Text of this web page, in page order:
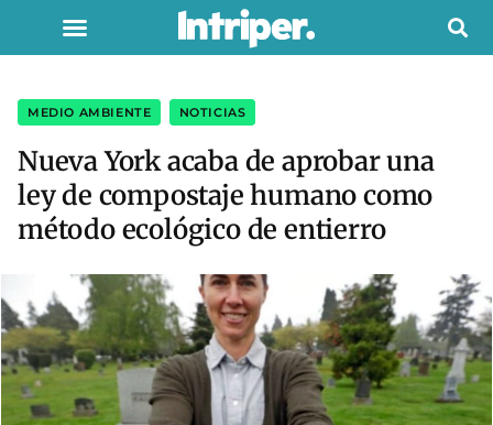
MEDIO AMBIENTE NOTICIAS
Nueva York acaba de aprobar una
ley de compostaje humano como
método ecológico de entierro